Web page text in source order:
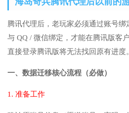
腾讯代理后，老玩家必须通过账号
与 QQ / 微信绑定，才能在腾讯版客
直接登录腾讯版将无法找回原有进度。
一、数据迁移核心流程（必做）
1. 准备工作